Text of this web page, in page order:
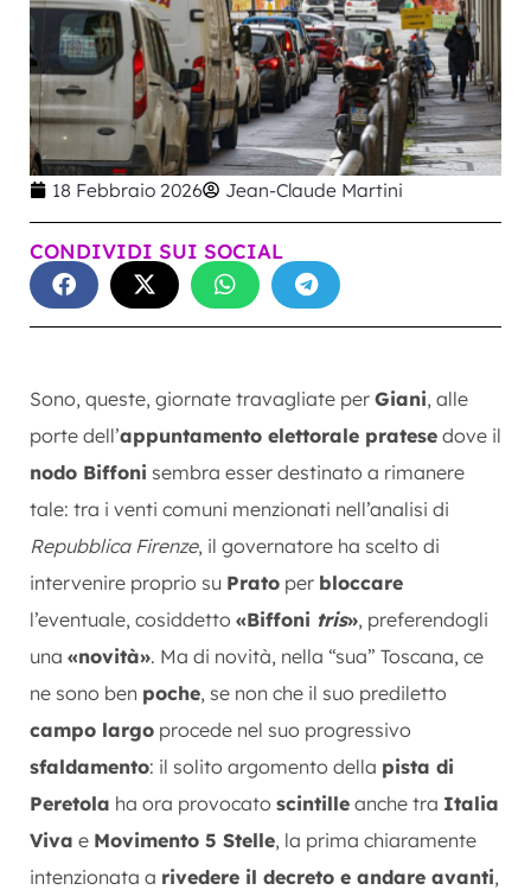
18 Febbraio 2026 Jean-Claude Martini
CONDIVIDI SUI SOCIAL
Sono, queste, giornate travagliate per Giani, alle
porte dell’appuntamento elettorale pratese dove il
nodo Biffoni sembra esser destinato a rimanere
tale: tra i venti comuni menzionati nell’analisi di
Repubblica Firenze, il governatore ha scelto di
intervenire proprio su Prato per bloccare
l’eventuale, cosiddetto «Biffoni tris», preferendogli
una «novità». Ma di novità, nella “sua” Toscana, ce
ne sono ben poche, se non che il suo prediletto
campo largo procede nel suo progressivo
sfaldamento: il solito argomento della pista di
Peretola ha ora provocato scintille anche tra Italia
Viva e Movimento 5 Stelle, la prima chiaramente
intenzionata a rivedere il decreto e andare avanti,